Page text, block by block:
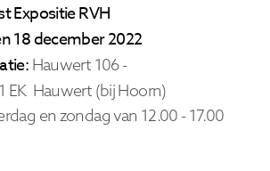
Expositie RVH
18 december 2022
Hauwert 106 -
EK Hauwert (bij Hoorn)
en zondag van 12.00 - 17.00